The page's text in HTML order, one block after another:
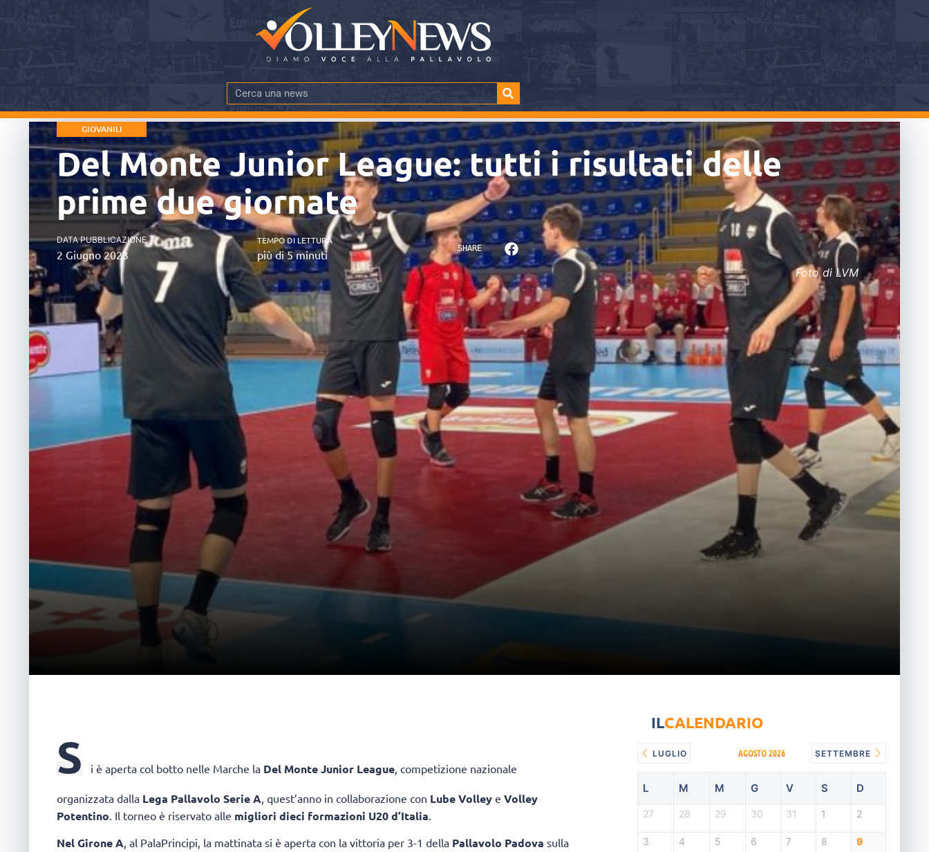
GIOVANILI
Del Monte Junior League: tutti i risultati delle
prime due giornate
DATA PUBBLICAZIONE
2 Giugno 2023
TEMPO DI LETTURA
più di 5 minuti SHARE
Foto di LVM
S i è aperta col botto nelle Marche la Del Monte Junior League , competizione nazionale
organizzata dalla Lega Pallavolo Serie A , quest’anno in collaborazione con Lube Volley e Volley
Potentino . Il torneo è riservato alle migliori dieci formazioni U20 d’Italia
Nel Girone A, al PalaPrincipi, la mattinata si è aperta con la vittoria per 3-1 della Pallavolo Padova sulla
ILCALENDARIO
LUGLIO AGOSTO 2026 SETTEMBRE
L M M G V S D
27 28 29 30 31 1 2
3 4 5 6 7 8 9